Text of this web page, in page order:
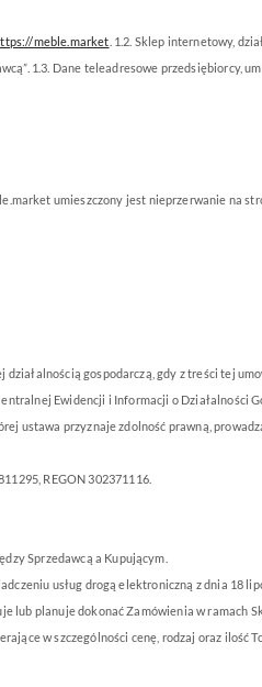
meble.market . 1.2. Sklep internetowy,
1.3. Dane teleadresowe przedsiębiorcy,
umieszczony jest nieprzerwanie na
gospodarczą, gdy z treści tej
Ewidencji i Informacji o Działalności
ustawa przyznaje zdolność prawną,
REGON 302371116.
Sprzedawcą a Kupującym.
usług drogą elektroniczną z dnia 18
planuje dokonać Zamówienia w ramach
w szczególności cenę, rodzaj oraz